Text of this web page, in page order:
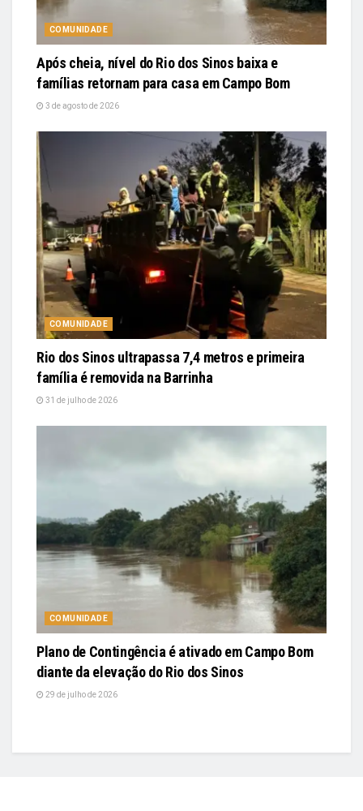
COMUNIDADE
Após cheia, nível do Rio dos Sinos baixa e
famílias retornam para casa em Campo Bom
3 de agosto de 2026
COMUNIDADE
Rio dos Sinos ultrapassa 7,4 metros e primeira
família é removida na Barrinha
31 de julho de 2026
COMUNIDADE
Plano de Contingência é ativado em Campo Bom
diante da elevação do Rio dos Sinos
29 de julho de 2026